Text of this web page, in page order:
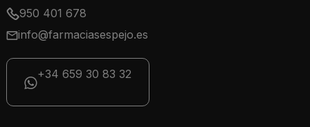
950 401 678
info@farmaciasespejo.es
+34 659 30 83 32